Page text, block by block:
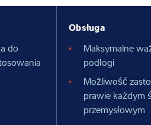
do
Obsługa
Maksymalne
podłogi
Możliwość
prawie każdym
przemysłowym